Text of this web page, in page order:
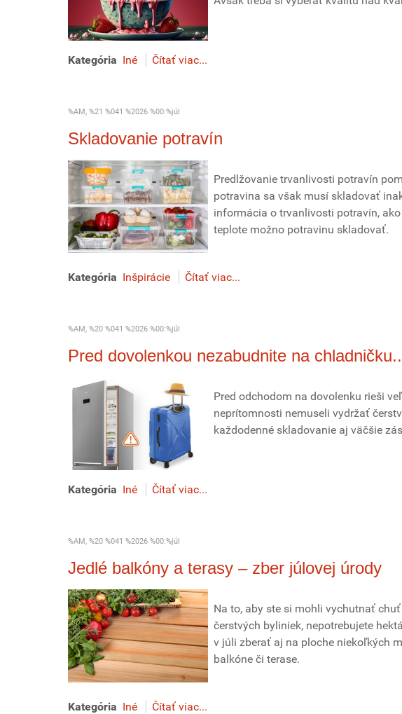
Kategória Iné Čítať viac...
%AM, %21 %041 %2026 %00:%júl
Skladovanie potravín
Predlžovanie trvanlivosti potravín
potravina sa však musí skladovať
informácia o trvanlivosti potravín,
teplote možno potravinu skladovať.
Kategória Inšpirácie Čítať viac...
%AM, %20 %041 %2026 %00:%júl
Pred dovolenkou nezabudnite na
Pred odchodom na dovolenku rieši
neprítomnosti nemuseli vydržať
každodenné skladovanie aj väčšie
Kategória Iné Čítať viac...
%AM, %20 %041 %2026 %00:%júl
Jedlé balkóny a terasy – zber júlovej úrody
Na to, aby ste si mohli vychutnať
čerstvých byliniek, nepotrebujete
v júli zberať aj na ploche niekoľkých
balkóne či terase.
Kategória Iné Čítať viac...